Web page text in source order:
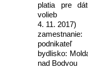
platia pre
4. 11. 2017)
zamestnanie:
podnikateľ
bydlisko:
nad Bodvou